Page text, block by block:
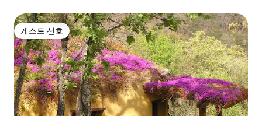
게스트 선호
게스트 선호